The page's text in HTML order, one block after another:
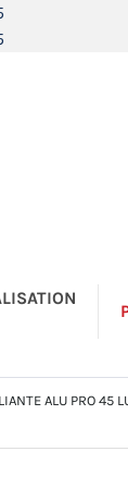
ALU PRO 45